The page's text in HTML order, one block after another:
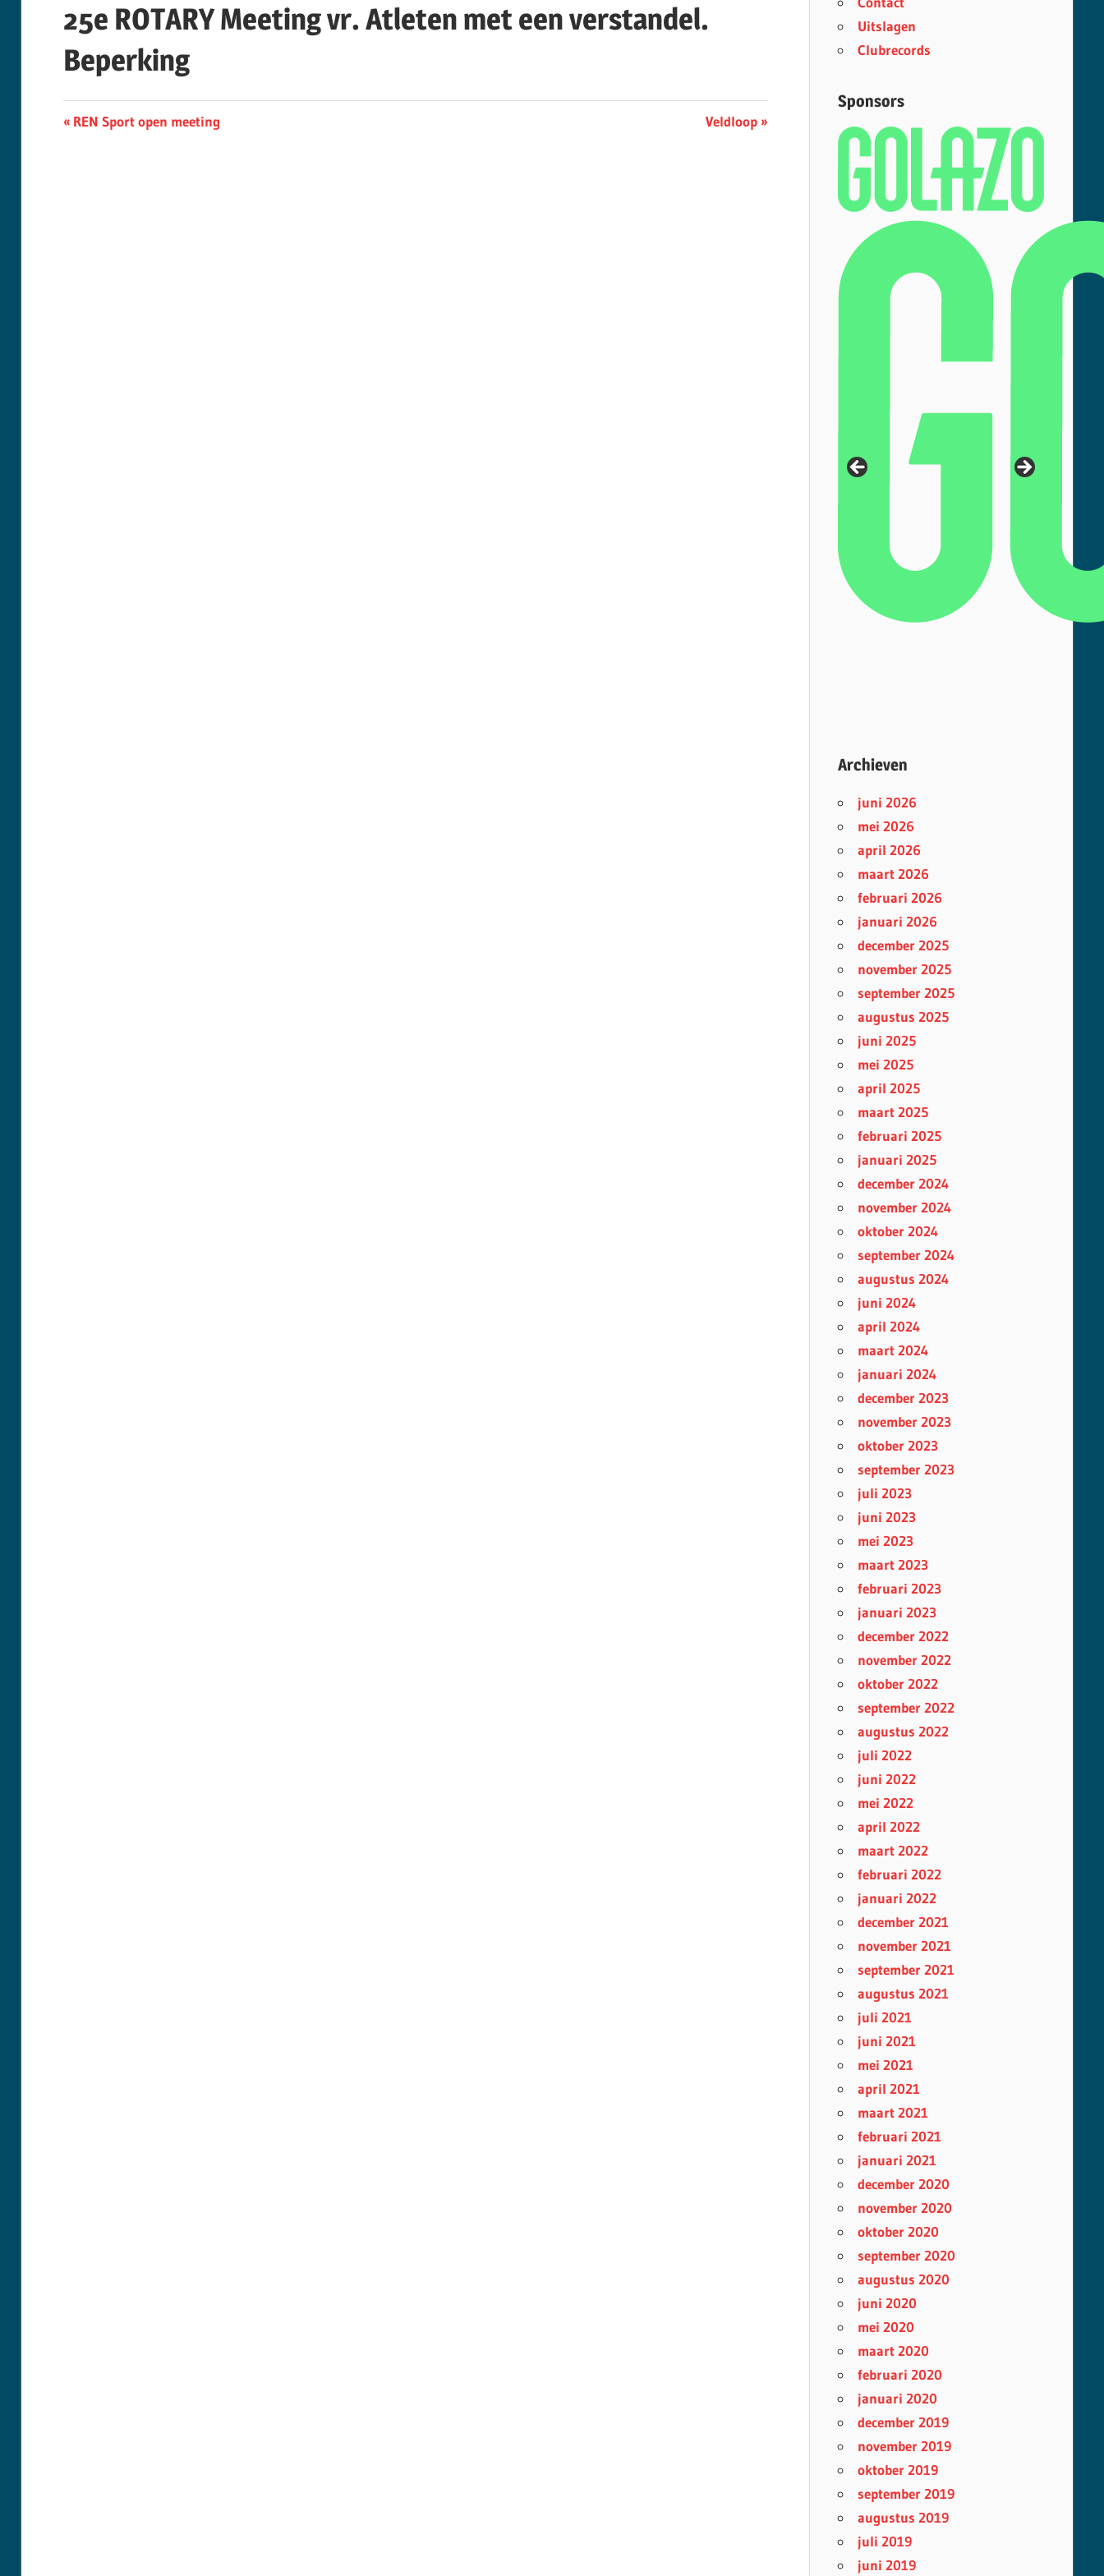
25e ROTARY Meeting vr. Atleten met een verstandel.
Beperking
Berichtnavigatie
Previous
REN Sport open meeting
Next
Veldloop
Uitslagen
Clubrecords
Sponsors
Archieven
juni 2026
mei 2026
april 2026
maart 2026
februari 2026
januari 2026
december 2025
november 2025
september 2025
augustus 2025
juni 2025
mei 2025
april 2025
maart 2025
februari 2025
januari 2025
december 2024
november 2024
oktober 2024
september 2024
augustus 2024
juni 2024
april 2024
maart 2024
januari 2024
december 2023
november 2023
oktober 2023
september 2023
juli 2023
juni 2023
mei 2023
maart 2023
februari 2023
januari 2023
december 2022
november 2022
oktober 2022
september 2022
augustus 2022
juli 2022
juni 2022
mei 2022
april 2022
maart 2022
februari 2022
januari 2022
december 2021
november 2021
september 2021
augustus 2021
juli 2021
juni 2021
mei 2021
april 2021
maart 2021
februari 2021
januari 2021
december 2020
november 2020
oktober 2020
september 2020
augustus 2020
juni 2020
mei 2020
maart 2020
februari 2020
januari 2020
december 2019
november 2019
oktober 2019
september 2019
augustus 2019
juli 2019
juni 2019